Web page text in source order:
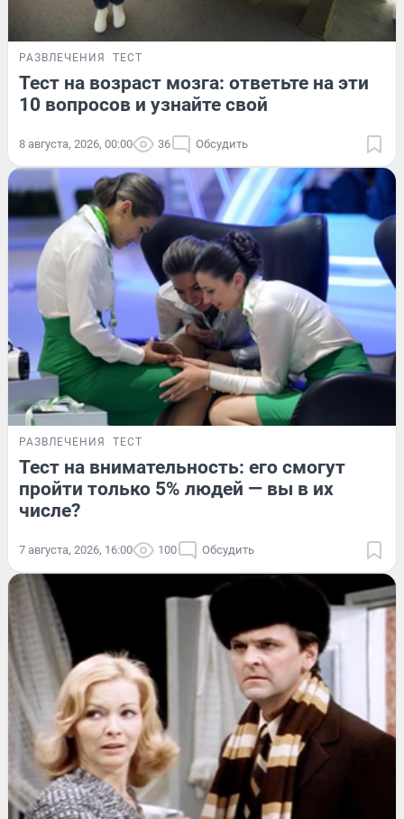
РАЗВЛЕЧЕНИЯ ТЕСТ
Тест на возраст мозга: ответьте на эти
10 вопросов и узнайте свой
8 августа, 2026, 00:00 36 Обсудить
РАЗВЛЕЧЕНИЯ ТЕСТ
Тест на внимательность: его смогут
пройти только 5% людей — вы в их
числе?
7 августа, 2026, 16:00 100 Обсудить